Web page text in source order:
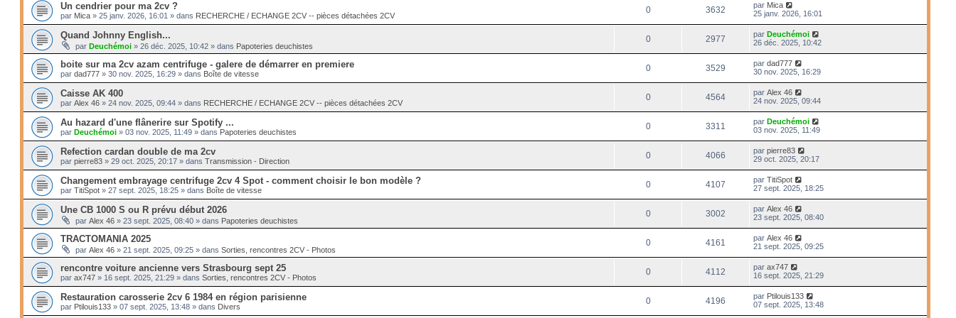
Un cendrier pour ma 2cv ?
par Mica» 25 janv. 2026, 16:01 » dans RECHERCHE / ECHANGE 2CV -- pièces détachées 2CV
0 3632 par Mica
25 janv. 2026, 16:01
Quand Johnny English...
par Deuchémoi» 26 déc. 2025, 10:42» dans Papoteries deuchistes
0 2977 parDeuchémoi
26 déc. 2025, 10:42
boite sur ma 2cv azam centrifuge - galere de démarrer en premiere
par dad777» 30 nov. 2025, 16:29» dans Boîte de vitesse
0 3529 pardad777
30 nov. 2025, 16:29
Caisse AK 400
par Alex 46» 24 nov. 2025, 09:44» dans RECHERCHE / ECHANGE 2CV -- pièces détachées 2CV
0 4564 parAlex 46
24 nov. 2025, 09:44
Au hazard d'une flânerire sur Spotify ...
par Deuchémoi» 03 nov. 2025, 11:49» dans Papoteries deuchistes
0 3311 parDeuchémoi
03 nov. 2025, 11:49
Refection cardan double de ma 2cv
par pierre83» 29 oct. 2025, 20:17» dans Transmission - Direction
0 4066 parpierre83
29 oct. 2025, 20:17
Changement embrayage centrifuge 2cv 4 Spot - comment choisir le bon modèle ?
par TitiSpot» 27 sept. 2025, 18:25» dans Boîte de vitesse
0 4107 parTitiSpot
27 sept. 2025, 18:25
Une CB 1000 S ou R prévu début 2026
par Alex 46» 23 sept. 2025, 08:40» dans Papoteries deuchistes
0 3002 parAlex 46
23 sept. 2025, 08:40
TRACTOMANIA 2025
par Alex 46» 21 sept. 2025, 09:25» dans Sorties, rencontres 2CV - Photos
0 4161 parAlex 46
21 sept. 2025, 09:25
rencontre voiture ancienne vers Strasbourg sept 25
par ax747» 16 sept. 2025, 21:29» dans Sorties, rencontres 2CV - Photos
0 4112 parax747
16 sept. 2025, 21:29
Restauration carosserie 2cv 6 1984 en région parisienne
par Ptilouis133» 07 sept. 2025, 13:48» dans Divers
0 4196 par Ptilouis133
07 sept. 2025, 13:48